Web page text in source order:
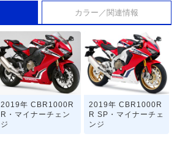
カラー／関連情報
2019年 CBR1000R
R・マイナーチェン
ジ
2019年 CBR1000R
R SP・マイナーチェ
ンジ